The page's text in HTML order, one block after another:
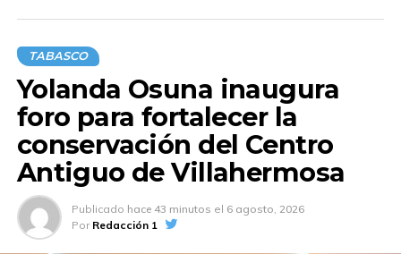
Flor del Cacao 2026
TABASCO
Yolanda Osuna inaugura
foro para fortalecer la
conservación del Centro
Antiguo de Villahermosa
Publicado hace 43 minutos el 6 agosto, 2026
Por Redacción 1